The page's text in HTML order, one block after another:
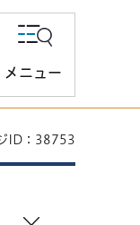
メニュー
ID：38753